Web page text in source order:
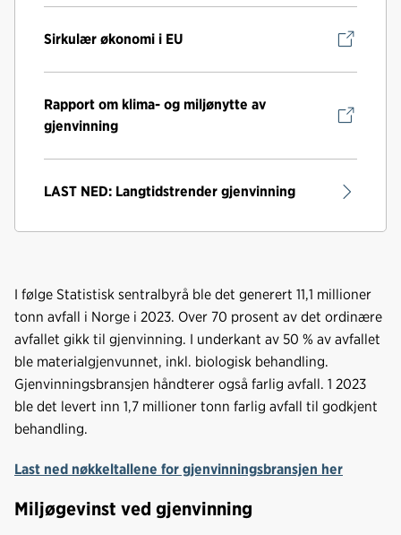
Sirkulær økonomi i EU
Rapport om klima- og miljønytte av
gjenvinning
LAST NED: Langtidstrender gjenvinning
I følge Statistisk sentralbyrå ble det generert 11,1 millioner
tonn avfall i Norge i 2023. Over 70 prosent av det ordinære
avfallet gikk til gjenvinning. I underkant av 50 % av avfallet
ble materialgjenvunnet, inkl. biologisk behandling.
Gjenvinningsbransjen håndterer også farlig avfall. 1 2023
ble det levert inn 1,7 millioner tonn farlig avfall til godkjent
behandling.
Last ned nøkkeltallene for gjenvinningsbransjen her
Miljøgevinst ved gjenvinning